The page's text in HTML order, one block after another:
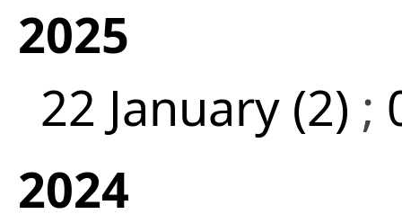
2025
22 January (2) ;
2024